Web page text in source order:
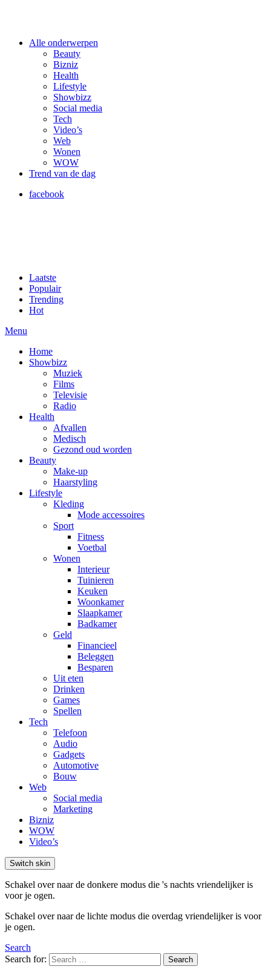
Alle onderwerpen
Beauty
Bizniz
Health
Lifestyle
Showbizz
Social media
Tech
Video’s
Web
Wonen
WOW
Trend van de dag
facebook
Laatste
Populair
Trending
Hot
Menu
Home
Showbizz
Muziek
Films
Televisie
Radio
Health
Afvallen
Medisch
Gezond oud worden
Beauty
Make-up
Haarstyling
Lifestyle
Kleding
Mode accessoires
Sport
Fitness
Voetbal
Wonen
Interieur
Tuinieren
Keuken
Woonkamer
Slaapkamer
Badkamer
Geld
Financieel
Beleggen
Besparen
Uit eten
Drinken
Games
Spellen
Tech
Telefoon
Audio
Gadgets
Automotive
Bouw
Web
Social media
Marketing
Bizniz
WOW
Video’s
Switch skin
Schakel over naar de donkere modus die 's nachts vriendelijker is
voor je ogen.
Schakel over naar de lichte modus die overdag vriendelijker is voor
je ogen.
Search
Search for:
Search